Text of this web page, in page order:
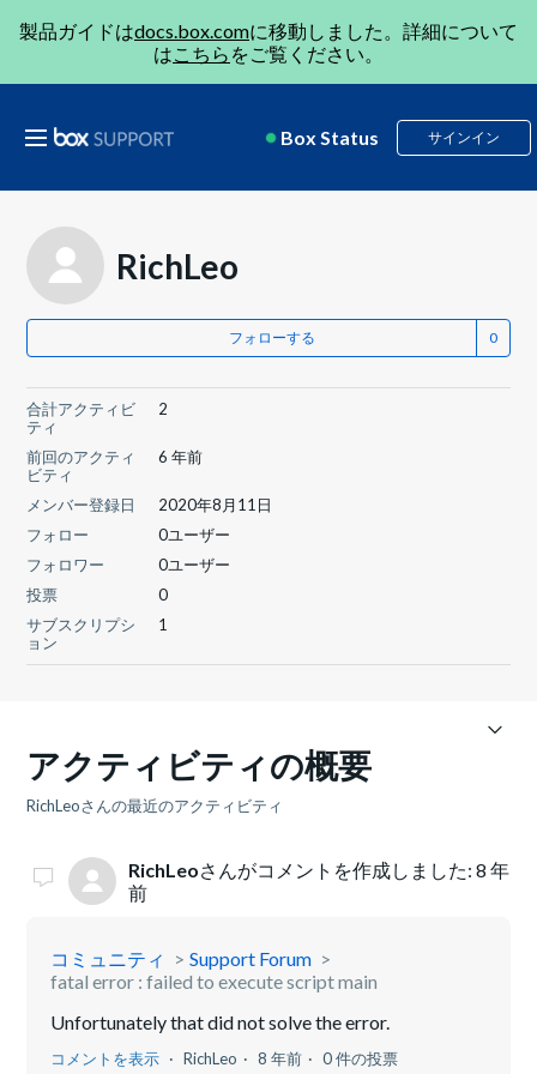
製品ガイドはdocs.box.comに移動しました。詳細について
はこちら をご覧ください。
Box Status サインイン
RichLeo
フォローする
合計アクティビ
ティ
2
前回のアクティ
ビティ
6 年前
メンバー登録日
2020年8月11日
フォロー
0ユーザー
フォロワー
0ユーザー
投票
0
サブスクリプシ
ョン
1
アクティビティの概要
RichLeoさんの最近のアクティビティ
RichLeoさんがコメントを作成しました:8 年
前
コミュニティ
Support Forum
fatal error : failed to execute script main
Unfortunately that did not solve the error.
コメントを表示 RichLeo 8 年前 0 件の投票